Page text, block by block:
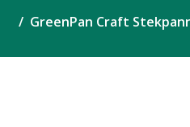
GreenPan Craft